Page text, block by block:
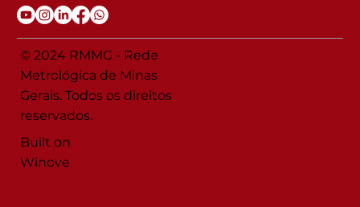
© 2024 RMMG - Rede
Metrológica de Minas
Gerais. Todos os direitos
reservados.
Built on
Winove